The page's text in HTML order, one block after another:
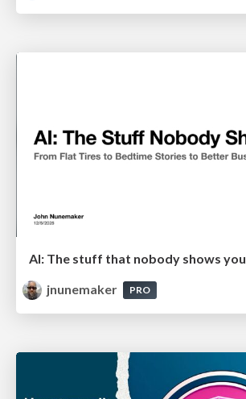
AI: The stuff that nobody shows you
jnunemaker
PRO